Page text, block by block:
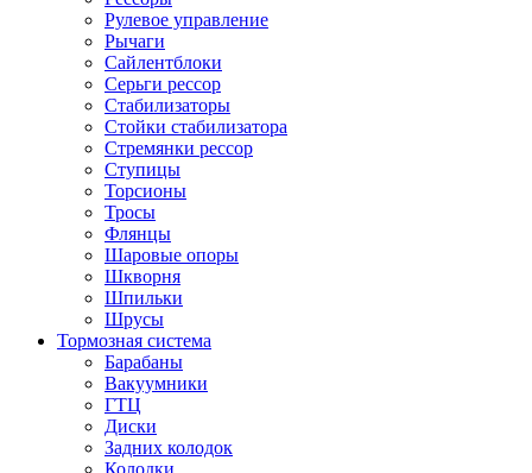
Рулевое управление
Рычаги
Сайлентблоки
Серьги рессор
Стабилизаторы
Стойки стабилизатора
Стремянки рессор
Ступицы
Торсионы
Тросы
Флянцы
Шаровые опоры
Шкворня
Шпильки
Шрусы
Тормозная система
Барабаны
Вакуумники
ГТЦ
Диски
Задних колодок